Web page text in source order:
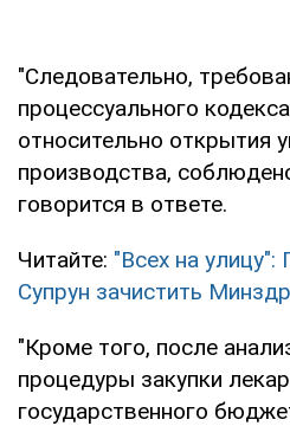
"Следовательно,
процессуального
относительно открытия
производства,
говорится в ответе.
Читайте: "Всех на улицу":
Супрун зачистить
"Кроме того, после
процедуры закупки
государственного